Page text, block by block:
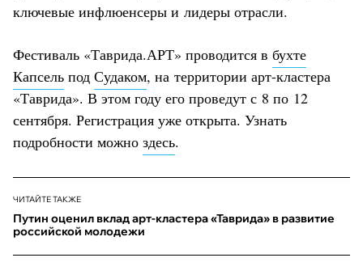
ключевые инфлюенсеры и лидеры отрасли.
Фестиваль «Таврида.АРТ» проводится в бухте
Капсель под Судаком, на территории арт-кластера
«Таврида». В этом году его проведут с 8 по 12
сентября. Регистрация уже открыта. Узнать
подробности можно здесь.
ЧИТАЙТЕ ТАКЖЕ
Путин оценил вклад арт-кластера «Таврида» в развитие
российской молодежи